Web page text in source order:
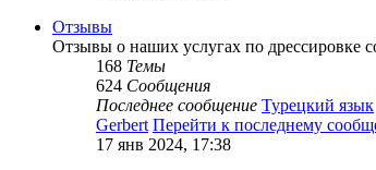
Отзывы
Отзывы о наших услугах по дрессировке
168 Темы
624 Сообщения
Последнее сообщение Турецкий язык
Gerbert Перейти к последнему
17 янв 2024, 17:38